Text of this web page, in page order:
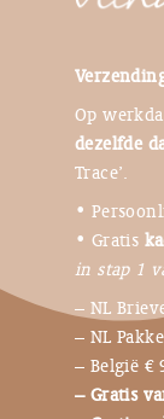
Op
dezelfde
Trace’.
•
• Gratis
in stap 1
– NL
– NL
– België €
– Gratis